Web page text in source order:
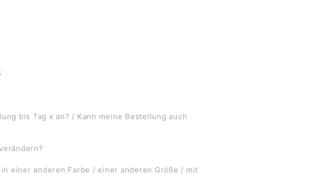
bis Tag x an? / Kann meine Bestellung auch
einer anderen Farbe / einer anderen Größe / mit